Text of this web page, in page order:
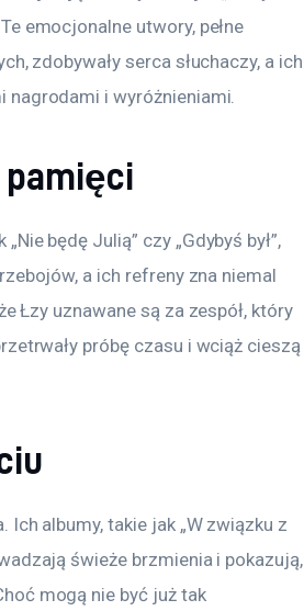
emocjonalne utwory, pełne
zdobywały serca słuchaczy, a ich
nagrodami i wyróżnieniami.
będę Julią” czy „Gdybyś był”,
a ich refreny zna niemal
Łzy uznawane są za zespół, który
próbę czasu i wciąż cieszą
albumy, takie jak „W związku z
świeże brzmienia i pokazują,
mogą nie być już tak